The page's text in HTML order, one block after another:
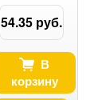
54.35 руб.
В
корзину